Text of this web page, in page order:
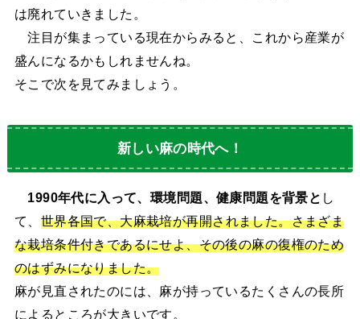
は廃れていきました。
注目が集まっている現在からみると、これから産業が
盛んになるかもしれませんね。
そこで次を見てみましょう。
新しい麻の時代へ！
1990年代に入って、環境問題、健康問題を背景と し
て、 世界各国で、大麻栽培が再開されました。さまざま
な栽培条件付きであるにせよ、その後の麻の復権のため
のはずみになりました。
麻が見直されたのには、麻が持っているたくさんの長所
によるところが大きいです。